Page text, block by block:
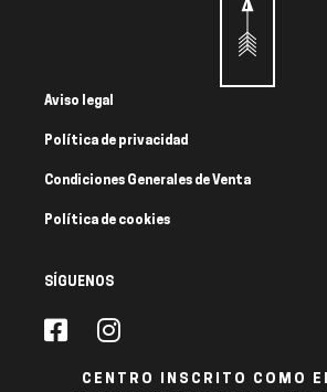
Aviso legal
Política de privacidad
Condiciones Generales de Venta
Política de cookies
SÍGUENOS
CENTRO INSCRITO COMO